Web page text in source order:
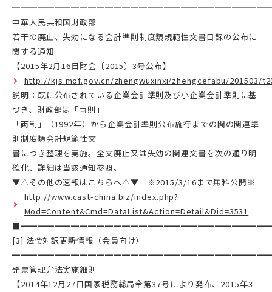
中華人民共和国財政部
若干の廃止、失効になる会計準則制度類規範性文書目録の公布に
関する通知
【2015年2月16日財会〔2015〕3号公布】
http://kjs.mof.gov.cn/zhengwuxinxi/zhengcefabu/201503/
説明：既に公布されている企業会計準則及び小企業会計準則に基
づき、財政部は「両則」
「両制」（1992年）から企業会計準則公布施行までの間の関連準
則制度類会計規範性文
書につき整理を実施。全文廃止又は失効の関連文書を次の通り明
確化、詳細は当該通知参照。
▼△その他の速報はこちらへ△▼ ※2015/3/16まで無料公開※
http://www.cast-china.biz/index.php?
Mod=Content&Cmd=DataList&Action=Detail&Did=3531
[3] 法令対訳更新情報（会員向け）
発票管理弁法実施細則
【2014年12月27日国家税務総局令第37号により発布、2015年3